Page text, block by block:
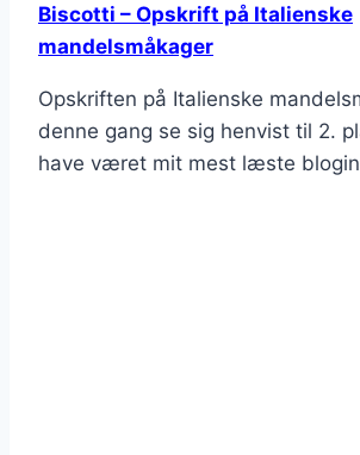
Biscotti – Opskrift på Italienske
mandelsmåkager
Opskriften på Italienske
denne gang se sig henvist til 2.
have været mit mest læste